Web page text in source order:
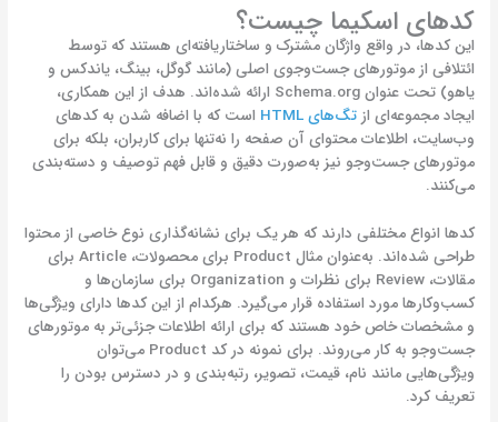
کدهای اسکیما چیست؟
این کدها، در واقع واژگان مشترک و ساختاریافته‌ای هستند که توسط
ائتلافی از موتورهای جست‌وجوی اصلی (مانند گوگل، بینگ، یاندکس و
یاهو) تحت عنوان Schema.org ارائه شده‌اند. هدف از این همکاری،
ایجاد مجموعه‌ای ازتگ‌های HTML
است که با اضافه شدن به کدهای
وب‌سایت، اطلاعات محتوای آن صفحه را نه‌تنها برای کاربران، بلکه برای
موتورهای جست‌وجو نیز به‌صورت دقیق و قابل فهم توصیف و دسته‌بندی
می‌کنند.
کدها انواع مختلفی دارند که هر یک برای نشانه‌گذاری نوع خاصی از محتوا
طراحی شده‌اند. به‌عنوان مثال Product برای محصولات، Article برای
مقالات، Review برای نظرات و Organization برای سازمان‌ها و
کسب‌وکارها مورد استفاده قرار می‌گیرد. هرکدام از این کدها دارای ویژگی‌ها
و مشخصات خاص خود هستند که برای ارائه اطلاعات جزئی‌تر به موتورهای
جست‌وجو به کار می‌روند. برای نمونه در کد Product می‌توان
ویژگی‌هایی مانند نام، قیمت، تصویر، رتبه‌بندی و در دسترس بودن را
تعریف کرد.